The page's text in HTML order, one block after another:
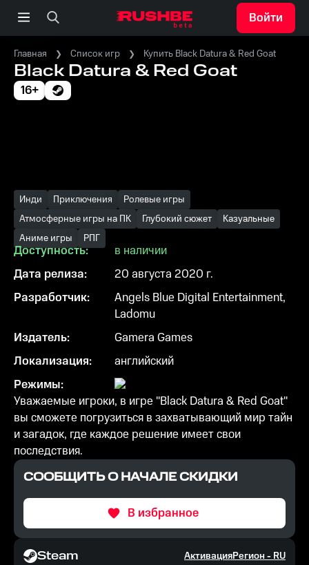
Войти
Главная Список игр Купить Black Datura & Red Goat
Black Datura & Red Goat
16+
Инди Приключения
Ролевые игры
Атмосферные игры на ПК
Глубокий сюжет
Казуальные
Аниме игры
РПГ
Доступность:
в наличии
Дата релиза:
20 августа 2020 г.
Разработчик:
Angels Blue Digital Entertainment,
Ladomu
Издатель:
Gamera Games
Локализация:
английский
Режимы:
Уважаемые игроки, в игре "Black Datura & Red Goat"
вы сможете погрузиться в захватывающий мир тайн
и загадок, где каждое решение имеет свои
последствия.
СООБЩИТЬ О НАЧАЛЕ СКИДКИ
В избранное
Steam АктивацияРегион -RU